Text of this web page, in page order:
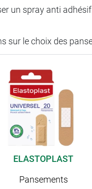
un spray anti
sur le choix des
ELASTOPLAST
Pansements